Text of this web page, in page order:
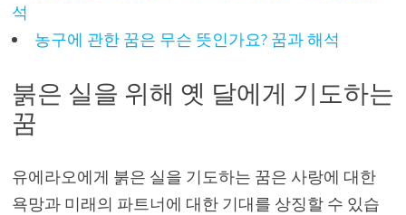
석
농구에 관한 꿈은 무슨 뜻인가요? 꿈과 해석
붉은 실을 위해 옛 달에게 기도하는
꿈
유에라오에게 붉은 실을 기도하는 꿈은 사랑에 대한
욕망과 미래의 파트너에 대한 기대를 상징할 수 있습